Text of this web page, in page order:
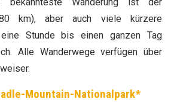
km), aber auch viele kürzere
Stunde bis einen ganzen Tag
Alle Wanderwege verfügen über
Mountain-Nationalpark*